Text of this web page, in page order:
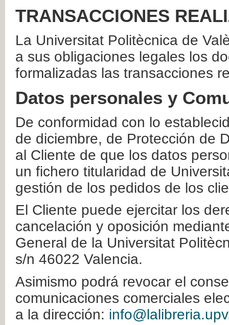
TRANSACCIONES
La Universitat Politècnica de
a sus obligaciones legales los
formalizadas las transacciones
Datos personales y
De conformidad con lo
de diciembre, de Protección de
al Cliente de que los datos
un fichero titularidad de
gestión de los pedidos de los
El Cliente puede ejercitar los
cancelación y oposición
General de la Universitat
s/n 46022 Valencia.
Asimismo podrá revocar el
comunicaciones comerciales
a la dirección: